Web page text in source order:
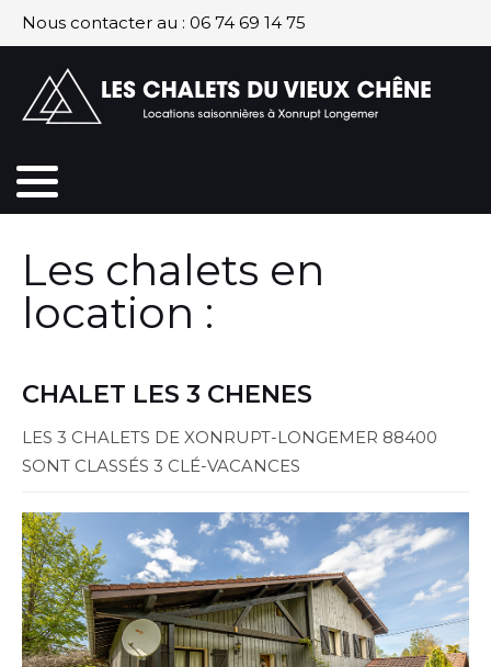
Nous contacter au : 06 74 69 14 75
Les chalets en
location :
CHALET LES 3 CHENES
LES 3 CHALETS DE XONRUPT-LONGEMER 88400
SONT CLASSÉS 3 CLÉ-VACANCES